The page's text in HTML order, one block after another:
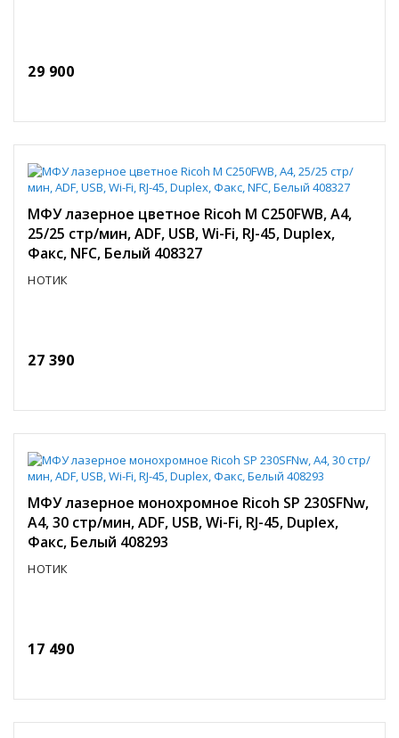
29 900
МФУ лазерное цветное Ricoh M C250FWB, A4,
25/25 стр/мин, ADF, USB, Wi-Fi, RJ-45, Duplex,
Факс, NFC, Белый 408327
НОТИК
27 390
МФУ лазерное монохромное Ricoh SP 230SFNw,
A4, 30 стр/мин, ADF, USB, Wi-Fi, RJ-45, Duplex,
Факс, Белый 408293
НОТИК
17 490